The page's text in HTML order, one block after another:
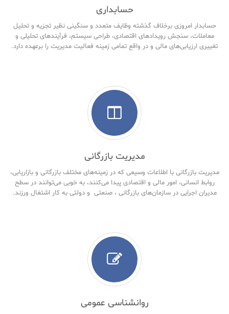
حسابداری
حسابدار امروزی برخلاف گذشته وظایف متعدد و سنگینی نظیر تجزیه و تحلیل
معاملات، سنجش رویدادهای اقتصادی، طراحی سیستم، فرآیندهای تحلیلی و
تغییری ارزیابی‌های مالی و در واقع تمامی زمینه فعالیت مدیریت را برعهده دارد.
مدیریت بازرگانی
مدیریت بازرگانی با اطلاعات وسیعی که در زمینه‌های مختلف بازرگانی و بازاریابی،
روابط انسانی، امور مالی و اقتصادی پیدا می‌کنند، به خوبی می‌توانند در سطح
مدیران اجرایی در سازمان‌های بازرگانی ، صنعتی و دولتی به کار اشتغال ورزند.
روانشناسی عمومی